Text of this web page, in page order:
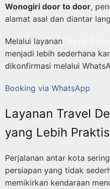
Wonogiri door to door,
alamat asal dan diantar
Melalui layanan
menjadi lebih sederhana
dikonfirmasi melalui
Booking via WhatsApp
Layanan Travel
yang Lebih Praktis
Perjalanan antar kota
persiapan yang tidak
memikirkan kendaraan